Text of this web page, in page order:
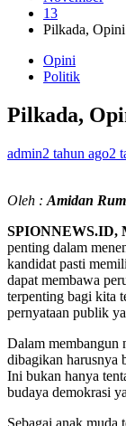
13
Pilkada,
Opini
Politik
Pilkada,
admin2 tahun ago2
Oleh : Amidan
SPIONNEWS.ID,
penting dalam
kandidat pasti
dapat membawa
terpenting bagi kita
pernyataan publik
Dalam membangun
dibagikan harusnya
Ini bukan hanya
budaya demokrasi
Sebagai anak muda